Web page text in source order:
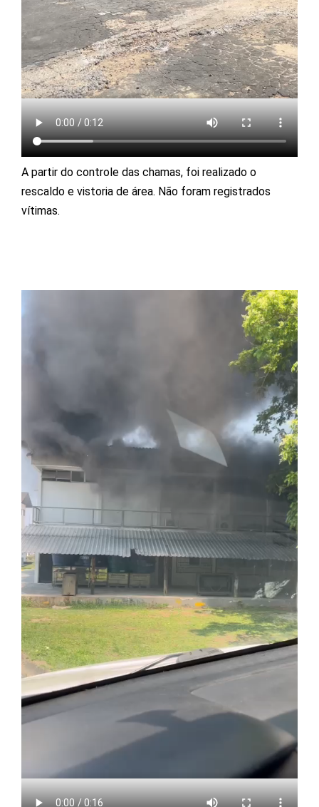
A partir do controle das chamas, foi realizado o
rescaldo e vistoria de área. Não foram registrados
vítimas.